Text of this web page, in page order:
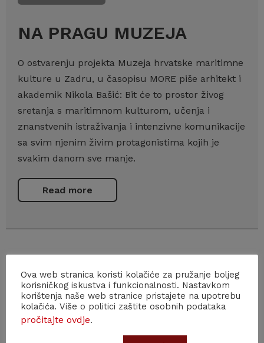
NA PRAGU MUZEJA
O ostvarenju projekta Muzeja hrvatske maritimne
kulture u Zadru, u časopisu MORE piše arhitekt i
akademik Nikola Bašić: Bit će to prostor živog
sretanja s maritimnom kulturom, učenja i
znanstvenih istraživanja i intenzivne komunikacije
sa svim njenim živim protagonistima kojih je
svakim danom sve manje.
Read more
Prof. dr. sc. Danici Kragić
Jensfelt uručena povelja
Ova web stranica koristi kolačiće za pružanje boljeg
korisničkog iskustva i funkcionalnosti. Nastavkom
korištenja naše web stranice pristajete na upotrebu
kolačića. Više o politici zaštite osobnih podataka
pročitajte ovdje.